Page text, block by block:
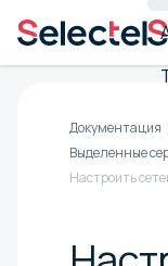
Документация
Выделенные
Настроить